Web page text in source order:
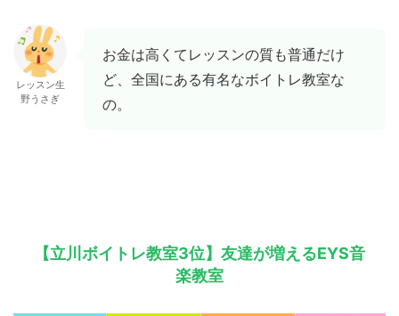
レッスン生
野うさぎ
お金は高くてレッスンの質も普通だけ
ど、全国にある有名なボイトレ教室な
の。
【立川ボイトレ教室3位】友達が増えるEYS音
楽教室